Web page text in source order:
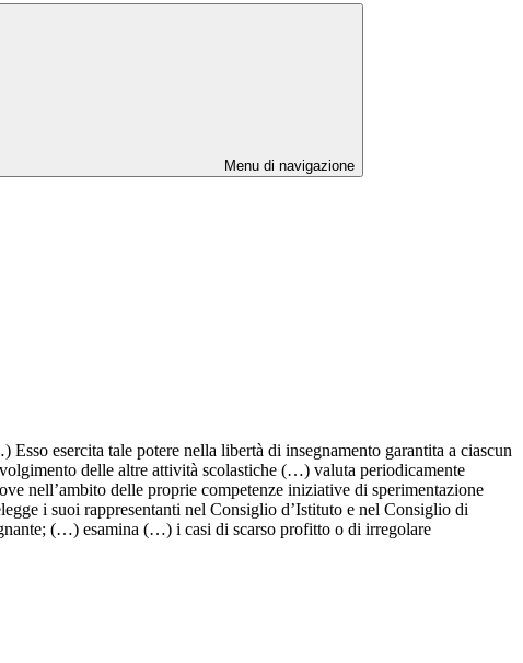
Menu di navigazione
esercita tale potere nella libertà di insegnamento garantita a ciascun
delle altre attività scolastiche (…) valuta periodicamente
nell’ambito delle proprie competenze iniziative di sperimentazione
i suoi rappresentanti nel Consiglio d’Istituto e nel Consiglio di
(…) esamina (…) i casi di scarso profitto o di irregolare